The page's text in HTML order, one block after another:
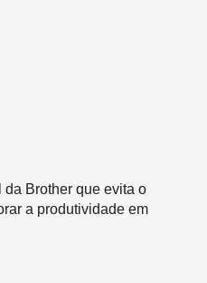
Brother que evita o
a produtividade em